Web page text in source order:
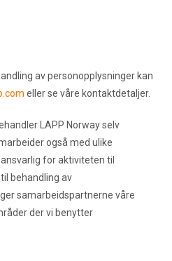
av personopplysninger kan
eller se våre kontaktdetaljer.
LAPP Norway selv
også med ulike
for aktiviteten til
behandling av
samarbeidspartnerne våre
der vi benytter